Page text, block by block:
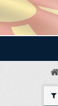
Skip